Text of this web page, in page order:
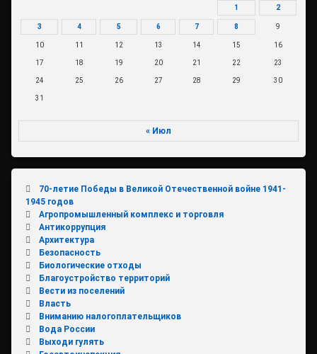
1 2
3 4 5 6 7 8 9
10 11 12 13 14 15 16
17 18 19 20 21 22 23
24 25 26 27 28 29 30
31
« Июл
70-летие Победы в Великой Отечественной войне 1941-
1945 годов
Агропромышленный комплекс и торговля
Антикоррупция
Архитектура
Безопасность
Биологические отходы
Благоустройство территорий
Вести из поселений
Власть
Вниманию налогоплательщиков
Вода России
Выходи гулять